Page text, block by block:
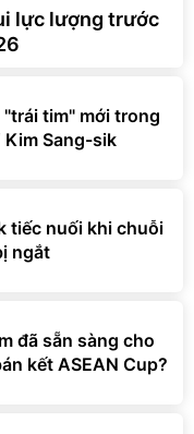
lực lượng trước
tim" mới trong
Kim Sang-sik
tiếc nuối khi chuỗi
ngắt
đã sẵn sàng cho
kết ASEAN Cup?